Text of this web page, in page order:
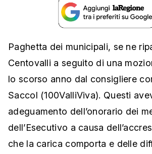
Paghetta dei municipali, se ne
Centovalli a seguito di una
lo scorso anno dal consigliere
Saccol (100ValliViva). Questi
adeguamento dell’onorario dei
dell’Esecutivo a causa
che la carica comporta e delle